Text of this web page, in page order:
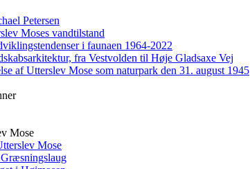
Petersen
Moses vandtilstand
i faunaen 1964-2022
fra Vestvolden til Høje Gladsaxe Vej
af Utterslev Mose som naturpark den 31. august 1945
Mose
Mose